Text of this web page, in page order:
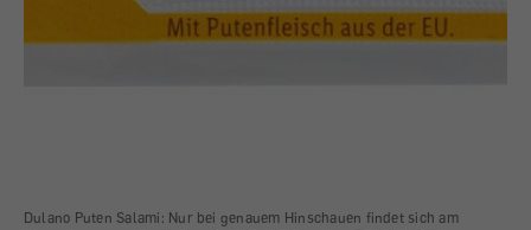
Dulano Puten Salami: Nur bei genauem Hinschauen findet sich am